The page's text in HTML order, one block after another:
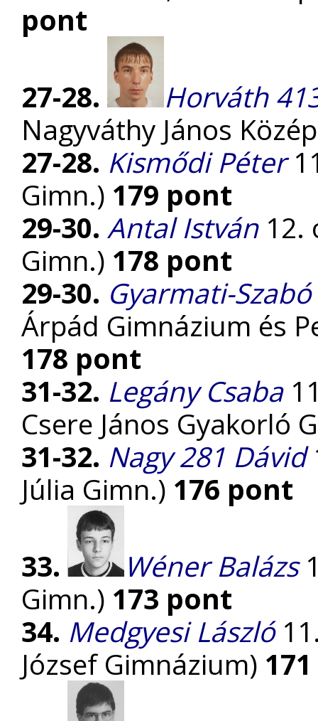
pont
27-28.
Horváth
Nagyváthy János
27-28. Kismődi Péter
Gimn.) 179 pont
29-30. Antal István12.
Gimn.) 178 pont
29-30. Gyarmati-
Árpád Gimnázium és
178 pont
31-32. Legány Csaba
Csere János Gyakorló
31-32. Nagy 281 Dávid
Júlia Gimn.) 176 pont
33. Wéner Balázs
Gimn.) 173 pont
34. Medgyesi László
József Gimnázium)